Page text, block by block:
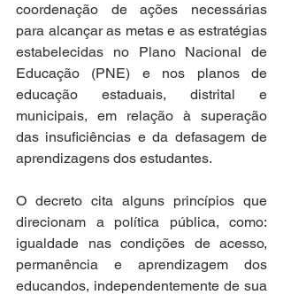
coordenação de ações necessárias
para alcançar as metas e as estratégias
estabelecidas no Plano Nacional de
Educação (PNE) e nos planos de
educação estaduais, distrital e
municipais, em relação à superação
das insuficiências e da defasagem de
aprendizagens dos estudantes.
O decreto cita alguns princípios que
direcionam a política pública, como:
igualdade nas condições de acesso,
permanência e aprendizagem dos
educandos, independentemente de sua